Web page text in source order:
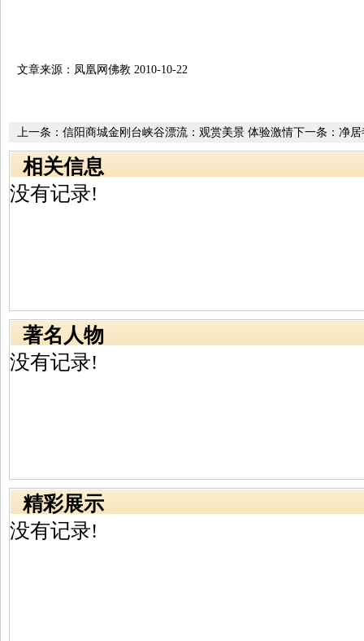
文章来源：凤凰网佛教 2010-10-22
下一条： 净居
上一条： 信阳商城金刚台峡谷漂流：观赏美景 体验激情
相关信息
没有记录!
著名人物
没有记录!
精彩展示
没有记录!